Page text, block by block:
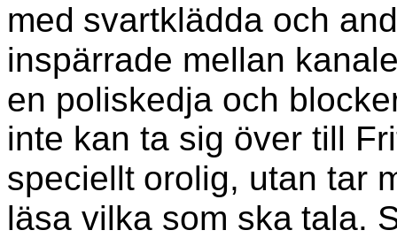
med svartklädda och
inspärrade mellan
en poliskedja och
inte kan ta sig över till
speciellt orolig, utan tar
läsa vilka som ska tala.